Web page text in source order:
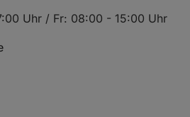
Uhr / Fr: 08:00 - 15:00 Uhr